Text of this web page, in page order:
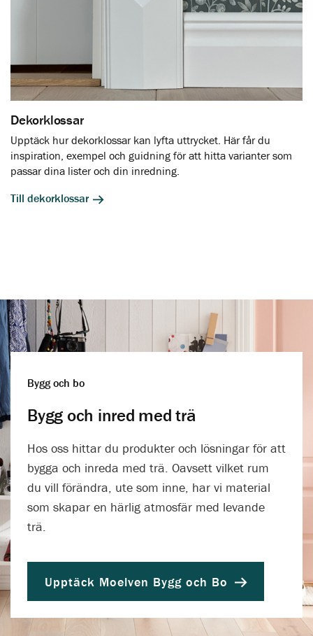
Dekorklossar
Upptäck hur dekorklossar kan lyfta uttrycket. Här får du
inspiration, exempel och guidning för att hitta varianter som
passar dina lister och din inredning.
Till dekorklossar
Bygg och bo
Bygg och inred med trä
Hos oss hittar du produkter och lösningar för att
bygga och inreda med trä. Oavsett vilket rum
du vill förändra, ute som inne, har vi material
som skapar en härlig atmosfär med levande
trä.
Upptäck Moelven Bygg och Bo